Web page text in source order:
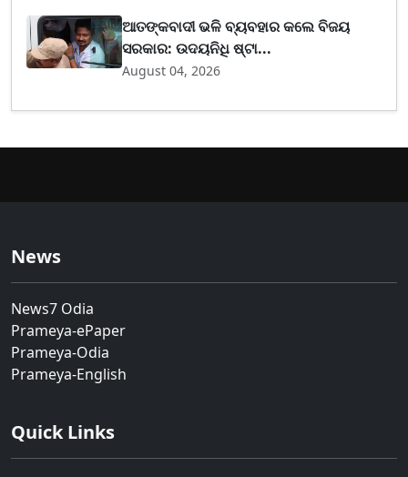
ଆତଙ୍କବାଦୀ ଭଳି ବ୍ୟବହାର କଲେ ବିଜୟ
ସରକାର: ଉଦୟନିଧି ଷ୍ଟା...
August 04, 2026
News
News7 Odia
Prameya-ePaper
Prameya-Odia
Prameya-English
Quick Links